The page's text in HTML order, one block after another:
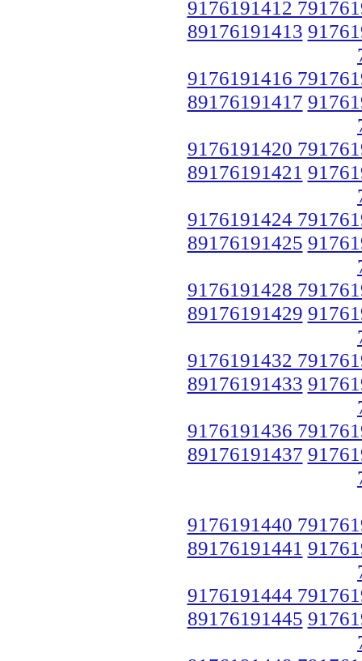
9176191412
89176191413
9176191416
89176191417
9176191420
89176191421
9176191424
89176191425
9176191428
89176191429
9176191432
89176191433
9176191436
89176191437
9176191440
89176191441
9176191444
89176191445